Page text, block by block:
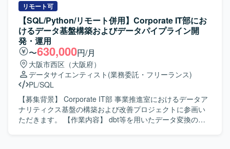
ら下流までの経験を積み、今後のキャリア形成に活かして
いただける環境です。 【開発環境】 ERPパッケージとして
IFS ERPを利用し、PL/SQLを用いた開発およびデータ移行
実装を行う環境となります。
体・結合テストまでをご担当いただきます。 移行PGポジシ
ョンでは、既存システムからIFS ERPへのデータ移行ロジッ
クの設計および実装を行っていただきます。 移行SEポジシ
ョンでは、データ移行方針の整理、移行設計、全体移行計
画の策定や関係者との調整など、移行領域の統括をご担当
いただきます。 【求める人物像】 関係者と連携しながら主
体的にコミュニケーションを取れる方を求めております。
課題が発生した際に自ら状況整理と報告を行い、解決に向
けて粘り強く対応いただける方が望ましいです。 ERP導入
プロジェクト特有の変更や調整に柔軟に対応できる方を歓
迎いたします。 【ポジションの魅力】 IFS ERPというパッ
ケージを用いた基幹システム導入プロジェクトに参画いた
リモート可
【SQL/Python/リモート併用】Corporate IT部にお
けるデータ基盤構築およびデータパイプライン開
発・運用
〜630,000円/月
大阪市西区（大阪府）
データサイエンティスト (業務委託・フリーランス)
PL/SQL
【募集背景】 Corporate IT部 事業推進室におけるデータア
ナリティクス基盤の構築および改善プロジェクトに参画い
ただきます。 【作業内容】 dbt等を用いたデータ変換の実